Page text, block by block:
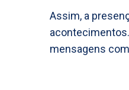
Assim, a
mensagens